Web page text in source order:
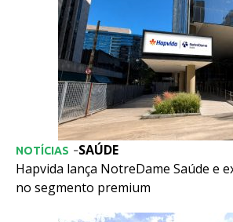
SAÚDE
NOTÍCIAS -
Hapvida lança NotreDame Saúde e
no segmento premium